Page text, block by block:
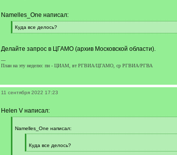
Namelles_One написал:
[
q
Куда все делось?
[
]
Делайте запрос в ЦГАМО (архив Московской области).
---
План на эту неделю: пн - ЦИАМ, вт РГВИА/ЦГАМО, ср РГВИА/РГВА
11 сентября 2022 17:23
Helen V написал:
q
Namelles_One написал:
q
]
Куда все делось?
[